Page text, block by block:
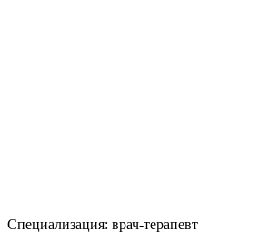
Специализация: врач-терапевт